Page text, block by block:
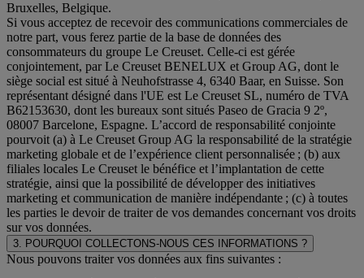
Bruxelles, Belgique.
Si vous acceptez de recevoir des communications commerciales de
notre part, vous ferez partie de la base de données des
consommateurs du groupe Le Creuset. Celle-ci est gérée
conjointement, par Le Creuset BENELUX et Group AG, dont le
siège social est situé à Neuhofstrasse 4, 6340 Baar, en Suisse. Son
représentant désigné dans l'UE est Le Creuset SL, numéro de TVA
B62153630, dont les bureaux sont situés Paseo de Gracia 9 2º,
08007 Barcelone, Espagne. L’accord de responsabilité conjointe
pourvoit (a) à Le Creuset Group AG la responsabilité de la stratégie
marketing globale et de l’expérience client personnalisée ; (b) aux
filiales locales Le Creuset le bénéfice et l’implantation de cette
stratégie, ainsi que la possibilité de développer des initiatives
marketing et communication de manière indépendante ; (c) à toutes
les parties le devoir de traiter de vos demandes concernant vos droits
sur vos données.
3. POURQUOI COLLECTONS-NOUS CES INFORMATIONS ?
Nous pouvons traiter vos données aux fins suivantes :